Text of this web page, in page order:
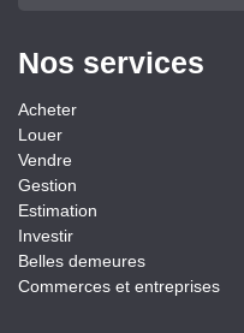
Nos services
Acheter
Louer
Vendre
Gestion
Estimation
Investir
Belles demeures
Commerces et entreprises